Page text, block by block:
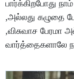
பார்க்கிறபோது
,அல்லது கழுதை
,விசுவாச பேரமா
வார்த்தைகளாலே